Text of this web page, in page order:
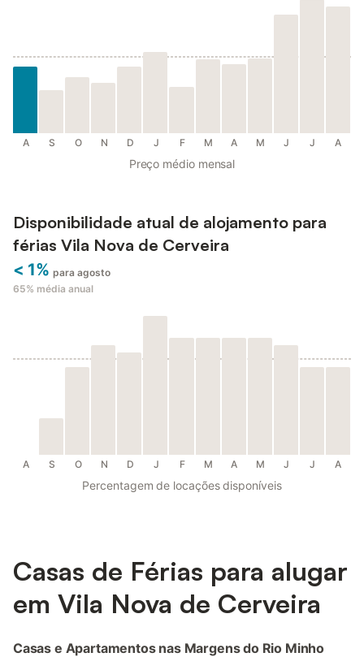
A S O N D J F M A M J J A
Preço médio mensal
Disponibilidade atual de alojamento para
férias Vila Nova de Cerveira
< 1% para agosto
65% média anual
A S O N D J F M A M J J A
Percentagem de locações disponíveis
Casas de Férias para alugar
em Vila Nova de Cerveira
Casas e Apartamentos nas Margens do Rio Minho